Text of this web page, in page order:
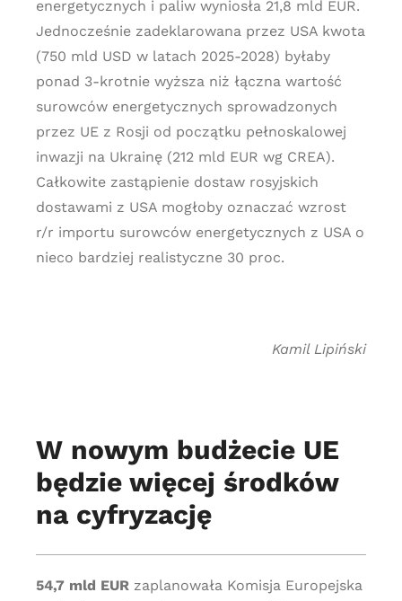
energetycznych i paliw wyniosła 21,8 mld EUR.
Jednocześnie zadeklarowana przez USA kwota
(750 mld USD w latach 2025-2028) byłaby
ponad 3-krotnie wyższa niż łączna wartość
surowców energetycznych sprowadzonych
przez UE z Rosji od początku pełnoskalowej
inwazji na Ukrainę (212 mld EUR wg CREA).
Całkowite zastąpienie dostaw rosyjskich
dostawami z USA mogłoby oznaczać wzrost
r/r importu surowców energetycznych z USA o
nieco bardziej realistyczne 30 proc.
Kamil Lipiński
W nowym budżecie UE
będzie więcej środków
na cyfryzację
54,7 mld EURzaplanowała Komisja Europejska